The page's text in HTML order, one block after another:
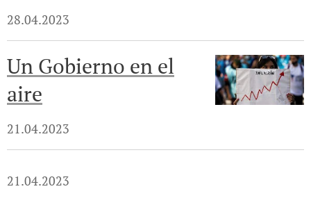
28.04.2023
Un Gobierno en el
aire
21.04.2023
21.04.2023